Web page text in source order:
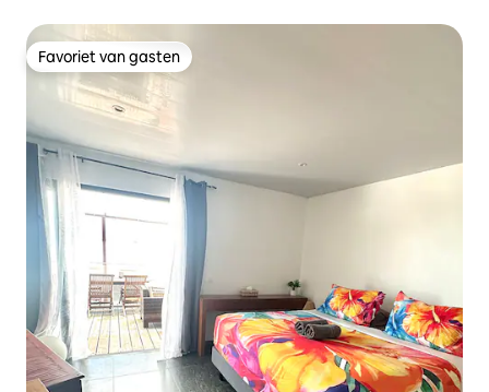
Favoriet van gasten
Favoriet van gasten